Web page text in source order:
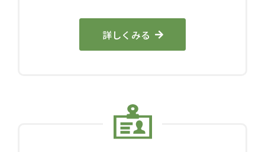
詳しくみる